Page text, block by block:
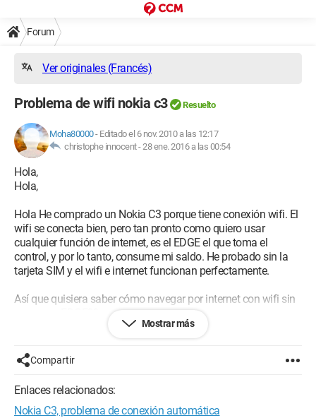
Forum
Ver originales (Francés)
Problema de wifi nokia c3 Resuelto
Moha80000- Editado el 6 nov. 2010 a las 12:17
christophe innocent -28 ene. 2016 a las 00:54
Hola,
Hola,
Hola He comprado un Nokia C3 porque tiene conexión wifi. El
wifi se conecta bien, pero tan pronto como quiero usar
cualquier función de internet, es el EDGE el que toma el
control, y por lo tanto, consume mi saldo. He probado sin la
tarjeta SIM y el wifi e internet funcionan perfectamente.
Así que quisiera saber cómo navegar por internet con wifi sin
Configuración:
Mostrar más
Compartir
Enlaces relacionados:
Nokia C3, problema de conexión automática